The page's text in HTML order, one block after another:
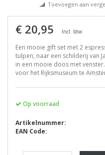
Toevoegen aan
€ 20,95 Incl. btw
Een mooie gift set met 2
tulpen, naar een schilderij van
in een mooie doos met
voor het Rijksmuseum te
Op voorraad
Artikelnummer:
EAN Code: